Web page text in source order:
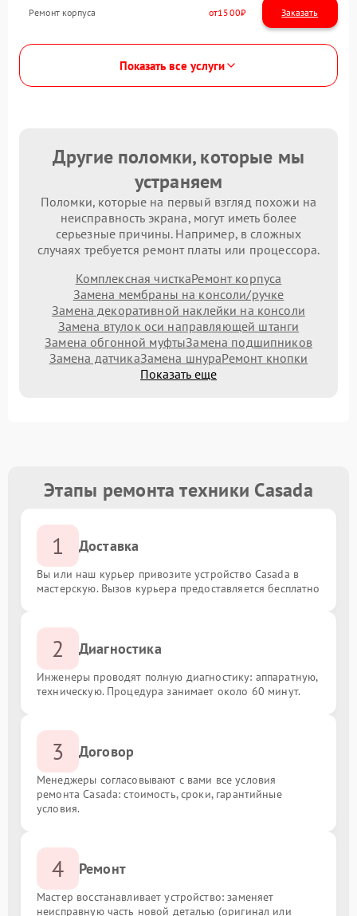
Ремонт корпуса 1500
Показать все услуги
Другие поломки, которые мы
устраняем
Поломки, которые на первый взгляд похожи на
неисправность экрана, могут иметь более
серьезные причины. Например, в сложных
случаях требуется ремонт платы или процессора.
Комплексная чисткаРемонт корпуса
Замена мембраны на консоли/ручке
Замена декоративной наклейки на консоли
Замена втулок оси направляющей штанги
Замена обгонной муфтыЗамена подшипников
Замена датчикаЗамена шнураРемонт кнопки
Показать еще
Этапы ремонта техники Casada
1 Доставка
Вы или наш курьер привозите устройство Casada в
мастерскую. Вызов курьера предоставляется бесплатно
2 Диагностика
Инженеры проводят полную диагностику: аппаратную,
техническую. Процедура занимает около 60 минут.
3 Договор
Менеджеры согласовывают с вами все условия
ремонта Casada: стоимость, сроки, гарантийные
условия.
4 Ремонт
Мастер восстанавливает устройство: заменяет
неисправную часть новой деталью (оригинал или